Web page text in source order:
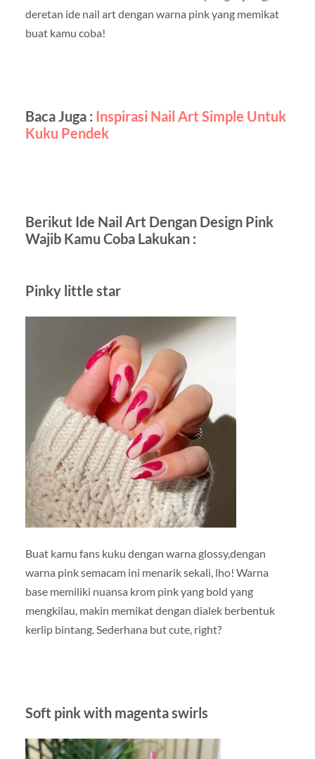
deretan ide nail art dengan warna pink yang memikat
buat kamu coba!
Baca Juga : Inspirasi Nail Art Simple Untuk
Kuku Pendek
Berikut Ide Nail Art Dengan Design Pink
Wajib Kamu Coba Lakukan :
Pinky little star
Buat kamu fans kuku dengan warna glossy,dengan
warna pink semacam ini menarik sekali, lho! Warna
base memiliki nuansa krom pink yang bold yang
mengkilau, makin memikat dengan dialek berbentuk
kerlip bintang. Sederhana but cute, right?
Soft pink with magenta swirls